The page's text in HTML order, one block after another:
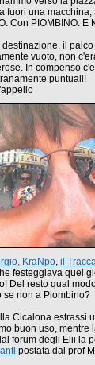
fuori una
Con PIOMBINO. E
destinazione, il
vuoto, non
In compenso
puntuali!
KraNpo, il
festeggiava quel
Del resto qual
se non a Piombino?
Cicalona estrassi
buon uso, mentre
forum degli Elii la
postata dal prof